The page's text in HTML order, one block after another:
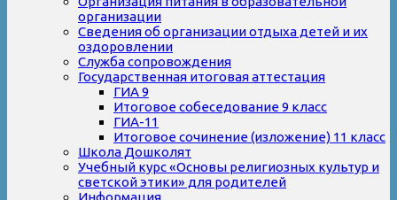
организации
Сведения об организации отдыха детей и их
оздоровлении
Служба сопровождения
Государственная итоговая аттестация
ГИА 9
Итоговое собеседование 9 класс
ГИА-11
Итоговое сочинение (изложение) 11 класс
Школа Дошколят
Учебный курс «Основы религиозных культур и
светской этики» для родителей
Информация